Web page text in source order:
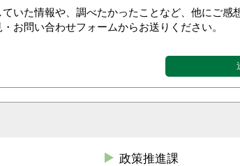
ていた情報や、調べたかったことなど、他にご感
・お問い合わせフォームからお送りください。
政策推進課